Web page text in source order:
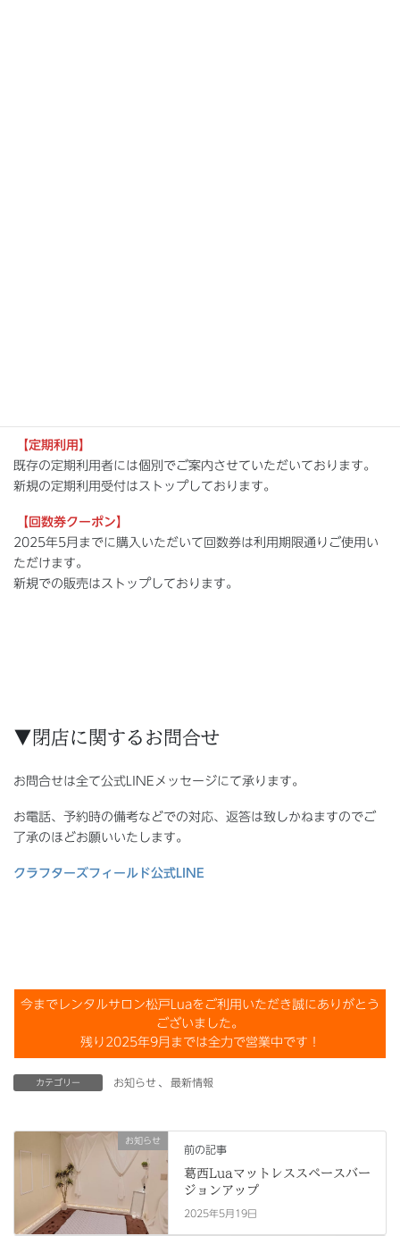
【定期利用】
既存の定期利用者には個別でご案内させていただいております。
新規の定期利用受付はストップしております。
【回数券クーポン】
2025年5月までに購入いただいて回数券は利用期限通りご使用い
ただけます。
新規での販売はストップしております。
▼閉店に関するお問合せ
お問合せは全て公式LINEメッセージにて承ります。
お電話、予約時の備考などでの対応、返答は致しかねますのでご
了承のほどお願いいたします。
クラフターズフィールド公式LINE
今までレンタルサロン松戸Luaをご利用いただき誠にありがとう
ございました。
残り2025年9月までは全力で営業中です！
カテゴリー お知らせ 、 最新情報
お知らせ
前の記事
葛西Luaマットレススペースバー
ジョンアップ
2025年5月19日